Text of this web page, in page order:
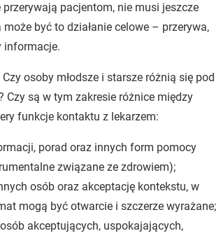
pacjentom, nie musi jeszcze
być to działanie celowe – przerywa,
informacje.
osoby młodsze i starsze różnią się pod
Czy są w tym zakresie różnice między
funkcje kontaktu z lekarzem:
porad oraz innych form pomocy
związane ze zdrowiem);
osób oraz akceptację kontekstu, w
mogą być otwarcie i szczerze wyrażane;
akceptujących, uspokajających,